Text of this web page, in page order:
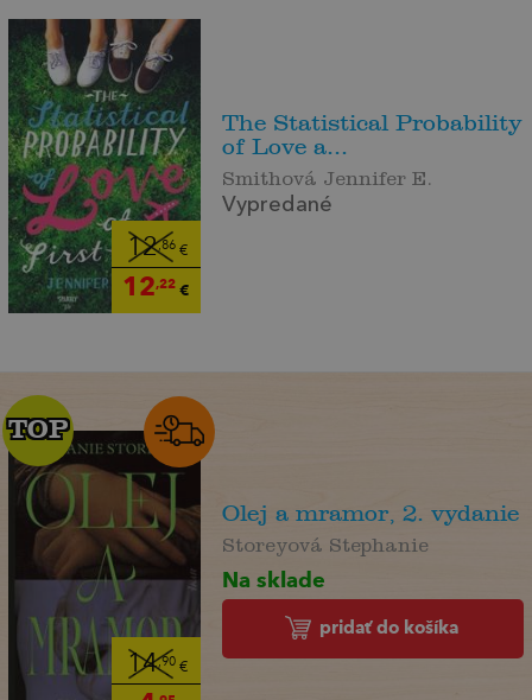
12,86€
12,22€
The Statistical Probability
of Love a...
Smithová Jennifer E.
Vypredané
14,90€
TOP
TOP
Olej a mramor, 2. vydanie
Storeyová Stephanie
Na sklade
pridať do košíka